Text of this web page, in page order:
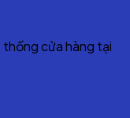
thống cửa hàng tại